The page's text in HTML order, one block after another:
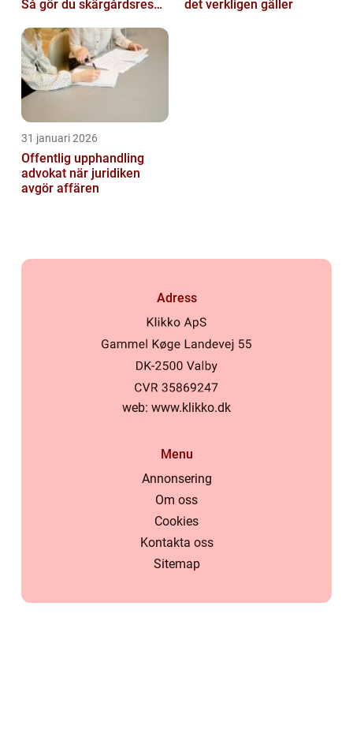
Så gör du skärgårdsresan
det verkligen gäller
31 januari 2026
Offentlig upphandling
advokat när juridiken
avgör affären
Adress
web: www.klikko.dk
Menu
Annonsering
Om oss
Cookies
Kontakta oss
Sitemap